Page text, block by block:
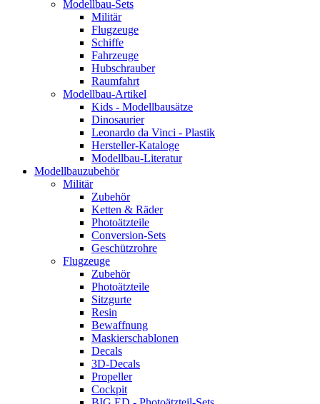
Modellbau-Sets
Militär
Flugzeuge
Schiffe
Fahrzeuge
Hubschrauber
Raumfahrt
Modellbau-Artikel
Kids - Modellbausätze
Dinosaurier
Leonardo da Vinci - Plastik
Hersteller-Kataloge
Modellbau-Literatur
Modellbauzubehör
Militär
Zubehör
Ketten & Räder
Photoätzteile
Conversion-Sets
Geschützrohre
Flugzeuge
Zubehör
Photoätzteile
Sitzgurte
Resin
Bewaffnung
Maskierschablonen
Decals
3D-Decals
Propeller
Cockpit